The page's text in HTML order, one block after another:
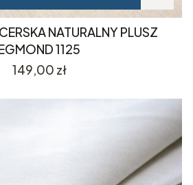
NATURALNY PLUSZ
1125
Cena
149,00 zł